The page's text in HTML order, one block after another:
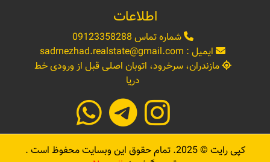
اطلاعات
شماره تماس 09123358288
ایمیل : sadrnezhad.realstate@gmail.com
مازندران، سرخرود، اتوبان اصلی قبل از ورودی خط
دریا
کپی رایت ©2025. تمام حقوق این وبسایت محفوظ است .